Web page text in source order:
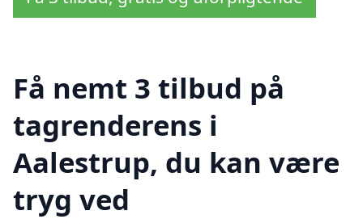
Få nemt 3 tilbud på
tagrenderens i
Aalestrup, du kan være
tryg ved